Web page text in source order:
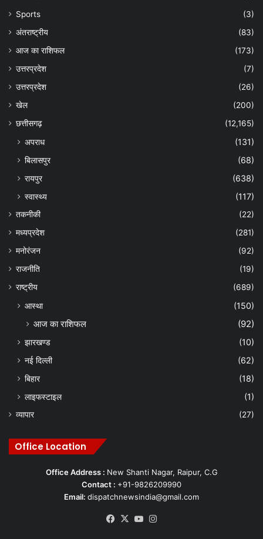
Sports
(3)
अंतराष्ट्रीय
(83)
आज का राशिफल
(173)
उत्तरप्रदेश
(7)
उत्तरप्रदेश
(26)
खेल
(200)
छत्तीसगढ़
(12,165)
अपराध
(131)
बिलासपुर
(68)
रायपुर
(638)
स्वास्थ्य
(117)
तकनीकी
(22)
मध्यप्रदेश
(281)
मनोरंजन
(92)
राजनीति
(19)
राष्ट्रीय
(689)
आस्था (150)
आज का राशिफल (92)
झारखण्ड
(10)
नई दिल्ली
(62)
बिहार
(18)
लाइफस्टाइल
(1)
व्यापार (27)
Office Location
Office Address : New Shanti Nagar, Raipur, C.G
Contact : +91-9826209990
Email: dispatchnewsindia@gmail.com
Facebook
X YouTube